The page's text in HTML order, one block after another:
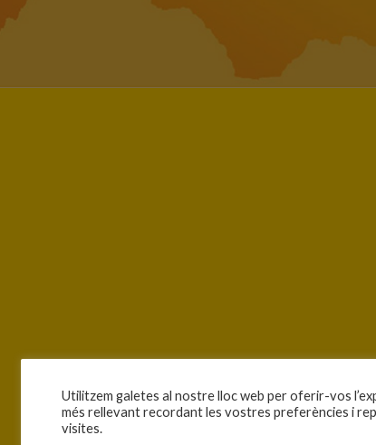
Utilitzem galetes al nostre lloc web per oferir-vos
més rellevant recordant les vostres preferències i
visites.